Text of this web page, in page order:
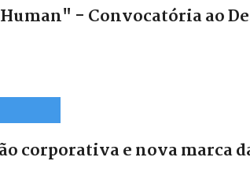
- Convocatória ao
corporativa e nova marca